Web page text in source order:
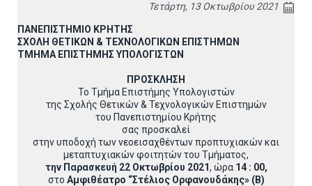
Τετάρτη, 13 Οκτωβρίου 2021
ΠΑΝΕΠΙΣΤΗΜΙΟ ΚΡΗΤΗΣ
ΣΧΟΛΗ ΘΕΤΙΚΩΝ & ΤΕΧΝΟΛΟΓΙΚΩΝ ΕΠΙΣΤΗΜΩΝ
ΤΜΗΜΑ ΕΠΙΣΤΗΜΗΣ ΥΠΟΛΟΓΙΣΤΩΝ
ΠΡΟΣΚΛΗΣΗ
Το Τμήμα Επιστήμης Υπολογιστών
της Σχολής Θετικών & Τεχνολογικών Επιστημών
του Πανεπιστημίου Κρήτης
σας προσκαλεί
στην υποδοχή των νεοεισαχθέντων προπτυχιακών και
μεταπτυχιακών φοιτητών του Τμήματος,
την Παρασκευή 22 Οκτωβρίου 2021, ώρα 14 : 00,
στο Αμφιθέατρο “Στέλιος Ορφανουδάκης» (Β)